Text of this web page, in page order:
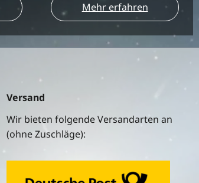
Mehr erfahren
Versand
Wir bieten folgende Versandarten an
(ohne Zuschläge):